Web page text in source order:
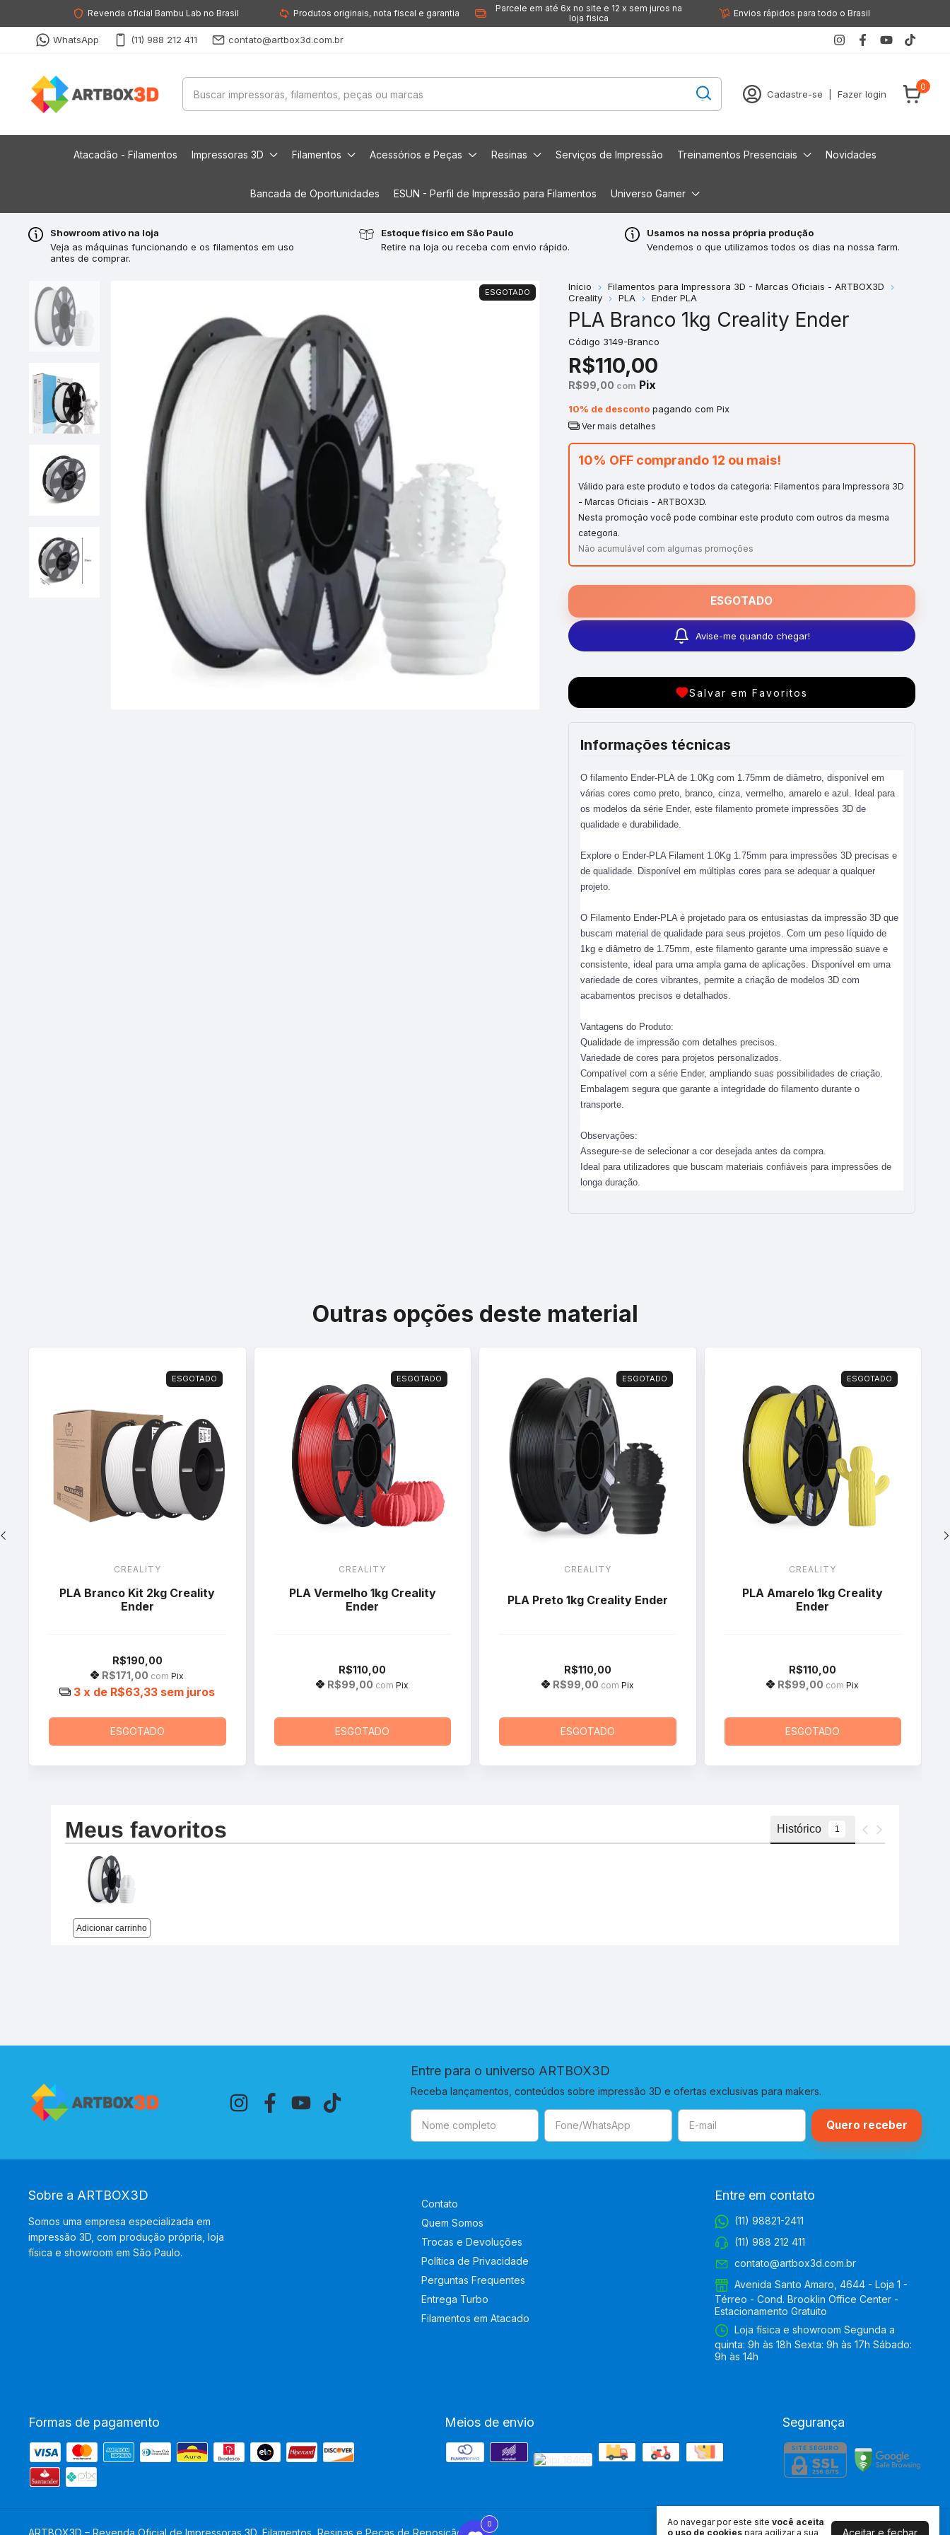
Revenda oficial Bambu Lab no Brasil Produtos originais, nota fiscal e garantia
Parcele em até 6x no site e 12 x sem juros na
loja fisica
Envios rápidos para todo o Brasil
WhatsApp (11) 988 212 411 contato@artbox3d.com.br
Cadastre-se Fazer login
0
Atacadão - Filamentos Impressoras 3D Filamentos Acessórios e Peças Resinas Serviços de Impressão Treinamentos Presenciais Novidades
Bancada de Oportunidades ESUN - Perfil de Impressão para Filamentos Universo Gamer
Ao navegar por este site você aceita
o uso de cookies para agilizar a sua Aceitar e fechar
Showroom ativo na loja
Veja as máquinas funcionando e os filamentos em uso
antes de comprar.
Estoque físico em São Paulo
Retire na loja ou receba com envio rápido.
Usamos na nossa própria produção
Vendemos o que utilizamos todos os dias na nossa farm.
ESGOTADO Início
Filamentos para Impressora 3D - Marcas Oficiais - ARTBOX3D
Creality
PLA Ender PLA
PLA Branco 1kg Creality Ender
Código 3149-Branco
R$110,00
R$99,00 com Pix
10% de descontopagando com Pix
Ver mais detalhes
10% OFF comprando 12 ou mais!
Válido para este produto e todos da categoria: Filamentos para Impressora 3D
- Marcas Oficiais - ARTBOX3D.
Nesta promoção você pode combinar este produto com outros da mesma
categoria.
Não acumulável com algumas promoções
Avise-me quando chegar!
Salvar em Favoritos
Informações técnicas
O filamento Ender-PLA de 1.0Kg com 1.75mm de diâmetro, disponível em
várias cores como preto, branco, cinza, vermelho, amarelo e azul. Ideal para
os modelos da série Ender, este filamento promete impressões 3D de
qualidade e durabilidade.
Explore o Ender-PLA Filament 1.0Kg 1.75mm para impressões 3D precisas e
de qualidade. Disponível em múltiplas cores para se adequar a qualquer
projeto.
O Filamento Ender-PLA é projetado para os entusiastas da impressão 3D que
buscam material de qualidade para seus projetos. Com um peso líquido de
1kg e diâmetro de 1.75mm, este filamento garante uma impressão suave e
consistente, ideal para uma ampla gama de aplicações. Disponível em uma
variedade de cores vibrantes, permite a criação de modelos 3D com
acabamentos precisos e detalhados.
Vantagens do Produto:
Qualidade de impressão com detalhes precisos.
Variedade de cores para projetos personalizados.
Compatível com a série Ender, ampliando suas possibilidades de criação.
Embalagem segura que garante a integridade do filamento durante o
transporte.
Observações:
Assegure-se de selecionar a cor desejada antes da compra.
Ideal para utilizadores que buscam materiais confiáveis para impressões de
longa duração.
Outras opções deste material
ESGOTADO
CREALITY
PLA Branco Kit 2kg Creality
Ender
R$190,00
R$171,00 com Pix
3 x de R$63,33 sem juros
ESGOTADO
ESGOTADO
CREALITY
PLA Vermelho 1kg Creality
Ender
R$110,00
R$99,00 com Pix
ESGOTADO
ESGOTADO
CREALITY
PLA Preto 1kg Creality Ender
R$110,00
R$99,00 com Pix
ESGOTADO
ESGOTADO
CREALITY
PLA Amarelo 1kg Creality
Ender
R$110,00
R$99,00 com Pix
ESGOTADO
Entre para o universo ARTBOX3D
Receba lançamentos, conteúdos sobre impressão 3D e ofertas exclusivas para makers.
Sobre a ARTBOX3D
Somos uma empresa especializada em
impressão 3D, com produção própria, loja
física e showroom em São Paulo.
Contato
Quem Somos
Trocas e Devoluções
Política de Privacidade
Perguntas Frequentes
Entrega Turbo
Filamentos em Atacado
Entre em contato
(11) 98821-2411
(11) 988 212 411
contato@artbox3d.com.br
Avenida Santo Amaro, 4644 - Loja 1 -
Térreo - Cond. Brooklin Office Center -
Estacionamento Gratuito
Loja física e showroom Segunda a
quinta: 9h às 18h Sexta: 9h às 17h Sábado:
9h às 14h
Formas de pagamento Meios de envio Segurança
0